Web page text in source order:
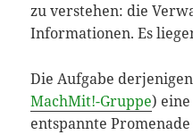
zu verstehen: die
Informationen. Es
Die Aufgabe
MachMit!-Gruppe)
entspannte